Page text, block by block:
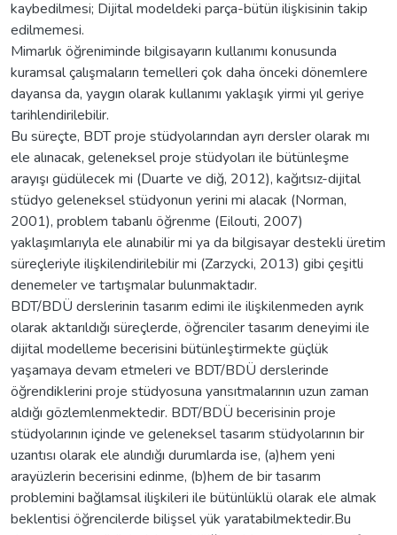
kaybedilmesi; Dijital modeldeki parça-bütün ilişkisinin takip
edilmemesi.
Mimarlık öğreniminde bilgisayarın kullanımı konusunda
kuramsal çalışmaların temelleri çok daha önceki dönemlere
dayansa da, yaygın olarak kullanımı yaklaşık yirmi yıl geriye
tarihlendirilebilir.
Bu süreçte, BDT proje stüdyolarından ayrı dersler olarak mı
ele alınacak, geleneksel proje stüdyoları ile bütünleşme
arayışı güdülecek mi (Duarte ve diğ, 2012), kağıtsız-dijital
stüdyo geleneksel stüdyonun yerini mi alacak (Norman,
2001), problem tabanlı öğrenme (Eilouti, 2007)
yaklaşımlarıyla ele alınabilir mi ya da bilgisayar destekli üretim
süreçleriyle ilişkilendirilebilir mi (Zarzycki, 2013) gibi çeşitli
denemeler ve tartışmalar bulunmaktadır.
BDT/BDÜ derslerinin tasarım edimi ile ilişkilenmeden ayrık
olarak aktarıldığı süreçlerde, öğrenciler tasarım deneyimi ile
dijital modelleme becerisini bütünleştirmekte güçlük
yaşamaya devam etmeleri ve BDT/BDÜ derslerinde
öğrendiklerini proje stüdyosuna yansıtmalarının uzun zaman
aldığı gözlemlenmektedir. BDT/BDÜ becerisinin proje
stüdyolarının içinde ve geleneksel tasarım stüdyolarının bir
uzantısı olarak ele alındığı durumlarda ise, (a)hem yeni
arayüzlerin becerisini edinme, (b)hem de bir tasarım
problemini bağlamsal ilişkileri ile bütünlüklü olarak ele almak
beklentisi öğrencilerde bilişsel yük yaratabilmektedir.Bu